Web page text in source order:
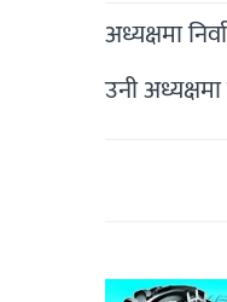
अध्यक्षमा
उनी